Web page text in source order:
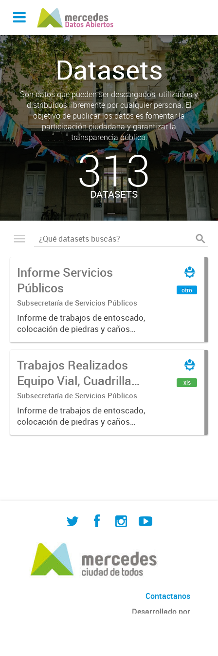
Datasets
Son datos que pueden ser descargados, utilizados y
distribuidos libremente por cualquier persona. El
objetivo de publicar los datos es fomentar la
participación ciudadana y garantizar la
transparencia pública.
313
DATASETS
Informe Servicios
Públicos
Subsecretaría de Servicios Públicos
Informe de trabajos de entoscado,
colocación de piedras y caños
(zanjeo - cruce de calles) Informe
construcción, colocación de tapa
registro, reparación...
otro
Trabajos Realizados
Equipo Vial, Cuadrilla
Bacheo, Servicio
Eléctrico - Noviembre
2021
Subsecretaría de Servicios Públicos
Informe de trabajos de entoscado,
colocación de piedras y caños
(zanjeo - cruce de calles) Informe
xls
Contactanos
Desarrollado por